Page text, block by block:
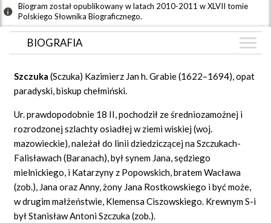
Biogram został opublikowany w latach 2010-2011 w XLVII tomie
Polskiego Słownika Biograficznego.
BIOGRAFIA
GRAF POWIĄZAŃ
DYSKUSJA
Mapa
Szczuka (Sczuka) Kazimierz Jan h. Grabie (1622–1694), opat
paradyski, biskup chełmiński.
Ur. prawdopodobnie 18 II, pochodził ze średniozamożnej i
rozrodzonej szlachty osiadłej w ziemi wiskiej (woj.
mazowieckie), należał do linii dziedziczącej na Szczukach-
Falisławach (Baranach), był synem Jana, sędziego
mielnickiego, i Katarzyny z Popowskich, bratem Wacława
(zob.), Jana oraz Anny, żony Jana Rostkowskiego i być może,
w drugim małżeństwie, Klemensa Ciszowskiego. Krewnym S-i
był Stanisław Antoni Szczuka (zob.).